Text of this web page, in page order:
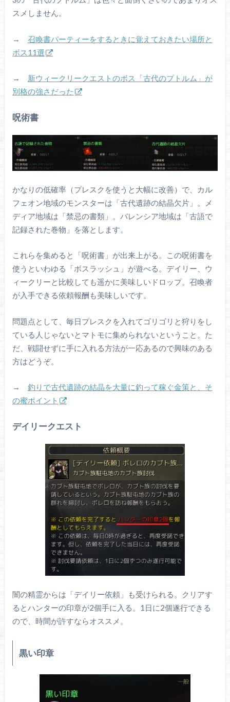
スメしません。
→ 召喚書パーティーをするときに覚えておきたい場所と
ボス11選
→ 新ウィークリークエストのボス「古代のプトルム」が
別格の強さだった
呪術書
かなりの低確率（プレスクを使うと大幅に改善）で、カル
フェオン地域のモンスターは「古代遺跡の結晶欠片」。メ
ディア地域は「禁忌の書類」。バレンシア地域は「古語で
記録された巻物」を落とします。
これらを集めると「呪術書」が出来上がる。この呪術書を
使うといわゆる「ボスラッシュ」が遊べる。デイリー、ウ
ィークリーと比較しても遥かに美味しいドロップ。召喚者
が入手できる依頼報酬も美味しいです。
問題点として、毎日プレスクを入れてゴリゴリと狩りをし
ている人じゃないとマトモに集められないということ。た
だ、戦闘せずに手に入れる方法が一応あるので興味のある
方はどうぞ。
→ 釣りで古代遺跡の結晶を大量に釣って稼ぐ金策と、そ
の蜜ポイント
デイリークエスト
闇の精霊からは「デイリー依頼」も受けられる。クリアす
るとハンターの印章が2個手に入る。1日に2個遂行できる
ので、時間が許すならオススメ。
黒い印章